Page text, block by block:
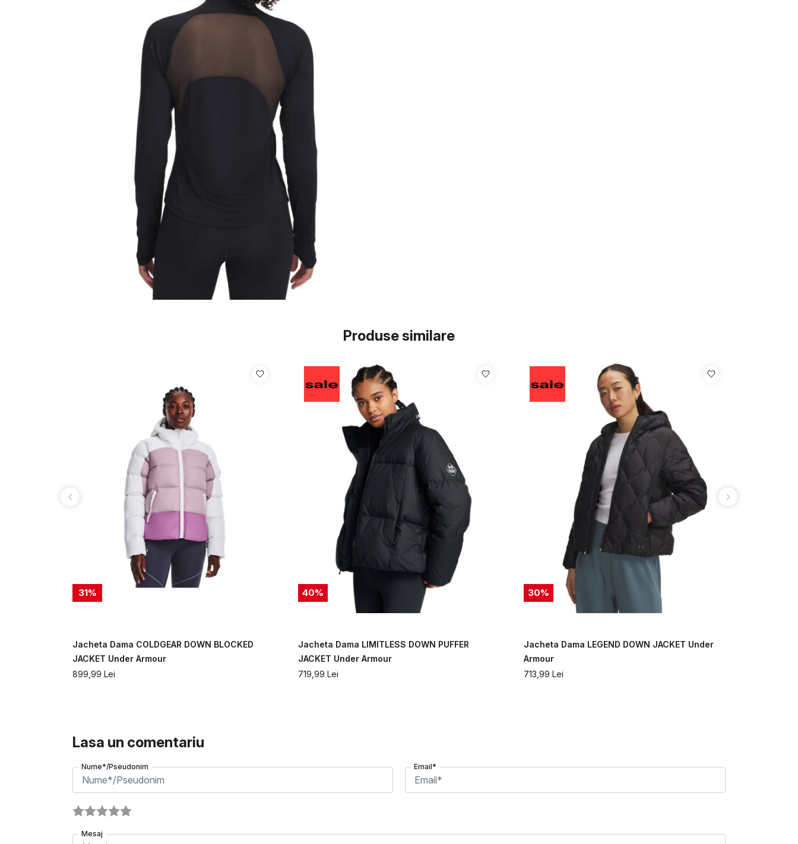
Produse similare
31%
Jacheta Dama COLDGEAR DOWN BLOCKED
JACKET Under Armour
899,99 Lei
40%
Jacheta Dama LIMITLESS DOWN PUFFER
JACKET Under Armour
719,99 Lei
30%
Jacheta Dama LEGEND DOWN JACKET Under
Armour
713,99 Lei
Lasa un comentariu
Nume*/Pseudonim Email*
Mesaj